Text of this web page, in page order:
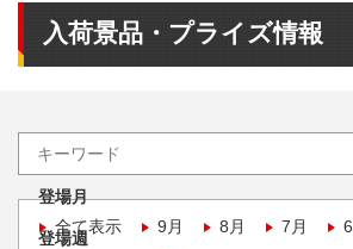
入荷景品・プライズ情報
登場月
全て表示
9月 8月 7月
登場週